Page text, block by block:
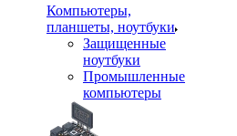
Компьютеры,
планшеты, ноутбуки
Защищенные
ноутбуки
Промышленные
компьютеры